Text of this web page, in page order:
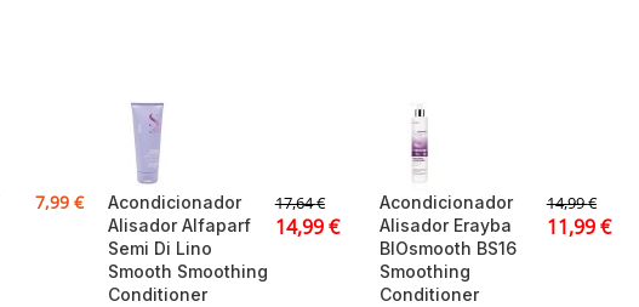
7,99 €
Acondicionador
Alisador Alfaparf
Semi Di Lino
Smooth Smoothing
Conditioner
17,64€
14,99€
Acondicionador
Alisador Erayba
BIOsmooth BS16
Smoothing
Conditioner
14,99€
11,99€